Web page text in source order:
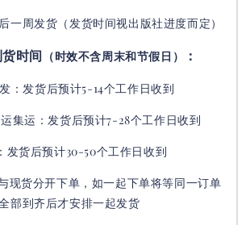
一周发货（发货时间视出版社进度而定）
时间 （时效不含周末和节假日） ：
： 发货后预计5-14个工作日收到
集运： 发货后预计7-28个工作日收到
发货后预计30-50个工作日收到
现货分开下单，如一起下单将等同一订单
部到齐后才安排一起发货